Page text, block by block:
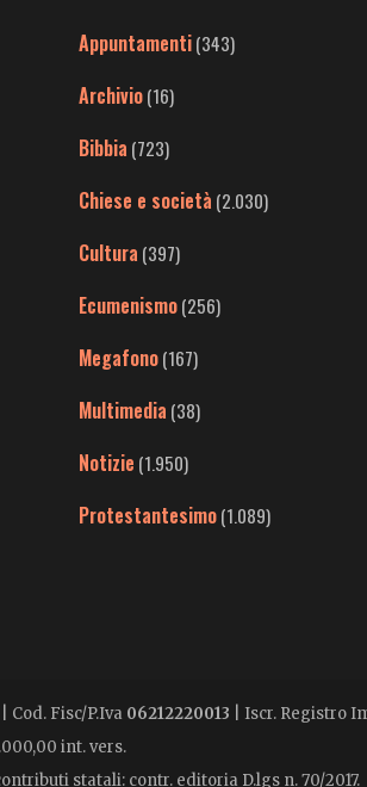
Appuntamenti(343)
Archivio(16)
Bibbia (723)
Chiese e società (2.030)
Cultura (397)
Ecumenismo(256)
Megafono(167)
Multimedia (38)
Notizie (1.950)
Protestantesimo(1.089)
| Cod. Fisc/P.Iva 06212220013 | Iscr. Registro
int. vers.
statali: contr. editoria D.lgs n. 70/2017.